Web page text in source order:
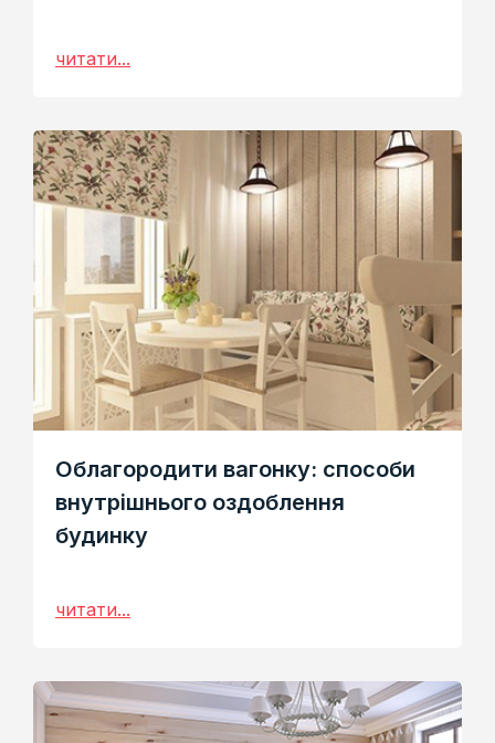
читати...
Облагородити вагонку: способи
внутрішнього оздоблення
будинку
читати...